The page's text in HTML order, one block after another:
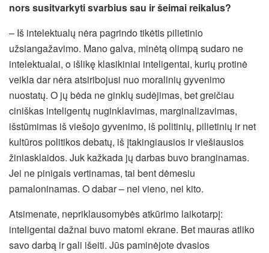
nors susitvarkyti svarbius sau ir šeimai reikalus?
– Iš intelektualų nėra pagrindo tikėtis pilietinio
užsiangažavimo. Mano galva, minėtą olimpą sudaro ne
intelektualai, o išlikę klasikiniai inteligentai, kurių protinė
veikla dar nėra atsiribojusi nuo moralinių gyvenimo
nuostatų. O jų bėda ne ginklų sudėjimas, bet greičiau
ciniškas inteligentų nuginklavimas, marginalizavimas,
išstūmimas iš viešojo gyvenimo, iš politinių, pilietinių ir net
kultūros politikos debatų, iš įtakingiausios ir viešiausios
žiniasklaidos. Juk kažkada jų darbas buvo branginamas.
Jei ne pinigais vertinamas, tai bent dėmesiu
pamaloninamas. O dabar – nei vieno, nei kito.
Atsimenate, nepriklausomybės atkūrimo laikotarpį:
inteligentai dažnai buvo matomi ekrane. Bet mauras atliko
savo darbą ir gali išeiti. Jūs paminėjote dvasios